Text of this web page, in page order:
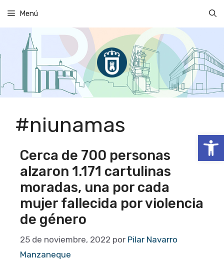
Abrir
contenido
Menú
#niunamas
Cerca de 700 personas
alzaron 1.171 cartulinas
moradas, una por cada
mujer fallecida por violencia
de género
25 de noviembre, 2022 por Pilar Navarro
Manzaneque